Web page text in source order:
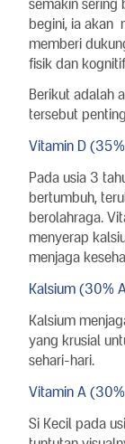
semakin sering
begini, ia akan
memberi
fisik dan
Berikut adalah
tersebut
Vitamin D
Pada usia 3
bertumbuh,
berolahraga.
menyerap
menjaga
Kalsium (30%
Kalsium
yang krusial
sehari-hari.
Vitamin A
Si Kecil pada